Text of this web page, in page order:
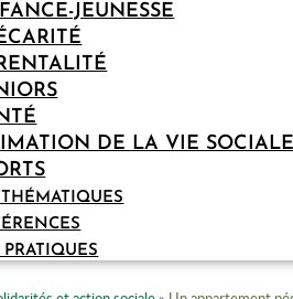
JEUNESSE
DE LA VIE SOCIALE